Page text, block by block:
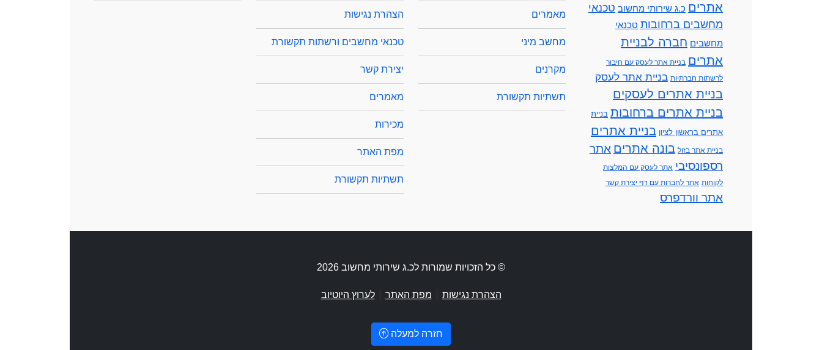
אתרים כ.ג שירותי מחשוב טכנאי
מחשבים ברחובות טכנאי
מחשבים חברה לבניית
אתרים בניית אתר לעסק עם חיבור
לרשתות חברתיות בניית אתר לעסק
בניית אתרים לעסקים
בניית אתרים ברחובות בניית
אתרים בראשון לציון בניית אתרים
בניית אתר בזול בונה אתרים אתר
רספונסיבי אתר לעסק עם המלצות
לקוחות אתר לחברות עם דף יצירת קשר
אתר וורדפרס
מאמרים
מחשב מיני
מקרנים
תשתיות תקשורת
הצהרת נגישות
טכנאי מחשבים ורשתות תקשורת
יצירת קשר
מאמרים
מכירות
מפת האתר
תשתיות תקשורת
© כל הזכויות שמורות לכ.ג שירותי מחשוב 2026
הצהרת נגישות מפת האתר |לערוץ היוטיוב
חזרה למעלה